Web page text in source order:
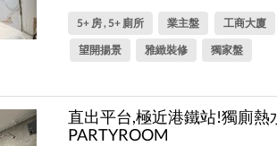
5+ 房 , 5+ 廁所 業主盤
工商大廈
望開揚景
雅緻裝修 獨家盤
直出平台,極近港鐵站!獨廁熱
PARTYROOM